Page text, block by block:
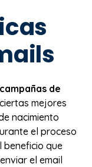
campañas de
mejores
nacimiento
el proceso
beneficio que
el email